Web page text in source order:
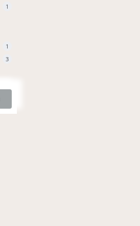
1
1
3